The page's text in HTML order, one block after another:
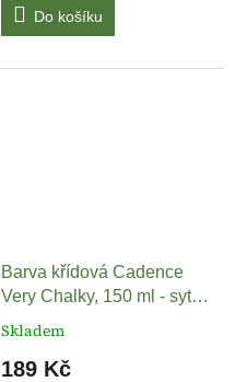
Do košíku
Barva křídová Cadence
Very Chalky, 150 ml - sytě
žlutá
Skladem
189 Kč